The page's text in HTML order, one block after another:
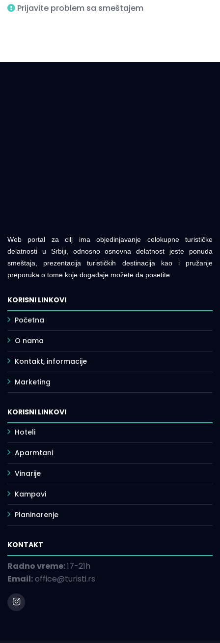
Prijavite problem sa smeštajem
Web portal za cilj ima objedinjavanje celokupne turističke
delatnosti u Srbiji, odnosno osnovna delatnost jeste ponuda
smeštaja, prezentacija turističkih destinacija kao i pružanje
preporuka o tome koje događaje možete da posetite.
KORISNI LINKOVI
Početna
O nama
Kontakt, informacije
Marketing
KORISNI LINKOVI
Hoteli
Aparmtani
Vinarije
Kampovi
Planinarenje
KONTAKT
Radno vreme:17-21h
Email:office@turisti.rs